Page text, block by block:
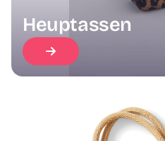
Heuptassen